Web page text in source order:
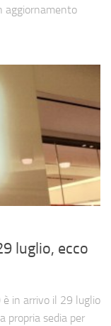
aggiornamento
luglio, ecco
in arrivo il 29 luglio
propria sedia per